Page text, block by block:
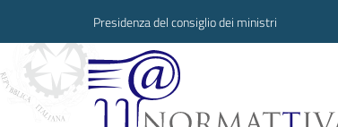
Presidenza del consiglio dei ministri